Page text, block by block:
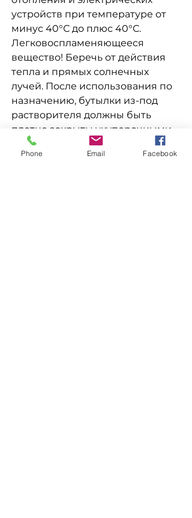
устройств при температуре от
минус 40°С до плюс 40°С.
Легковоспламеняющееся
вещество! Беречь от действия
тепла и прямых солнечных
лучей. После использования по
назначению, бутылки из-под
растворителя должны быть
плотно закрыты укупорочными
средствами и отправлены на
бытовую свалку.
Phone Email Facebook